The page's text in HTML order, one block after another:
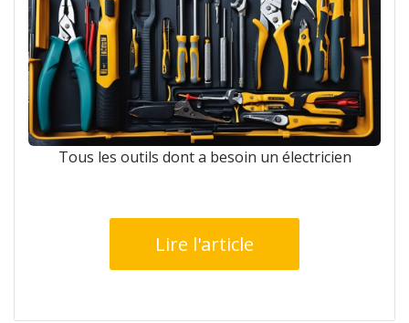
Tous les outils dont a besoin un électricien
Lire l'article